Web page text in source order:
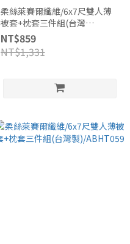
柔絲萊賽爾纖維/6x7尺雙人薄
被套+枕套三件組(台灣
製)/ABHT061
NT$859
NT$1,331